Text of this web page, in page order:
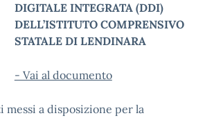
DIGITALE INTEGRATA (DDI)
DELL’ISTITUTO COMPRENSIVO
STATALE DI LENDINARA
- Vai al documento
a disposizione per la